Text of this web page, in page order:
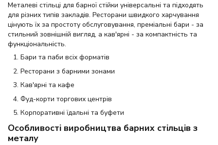
Металеві стільці для барної стійки універсальні та підходять
для різних типів закладів. Ресторани швидкого харчування
цінують їх за простоту обслуговування, преміальні бари - за
стильний зовнішній вигляд, а кав'ярні - за компактність та
функціональність.
Бари та паби всіх форматів
Ресторани з барними зонами
Кав'ярні та кафе
Фуд-корти торгових центрів
Корпоративні їдальні та буфети
Особливості виробництва барних стільців з
металу